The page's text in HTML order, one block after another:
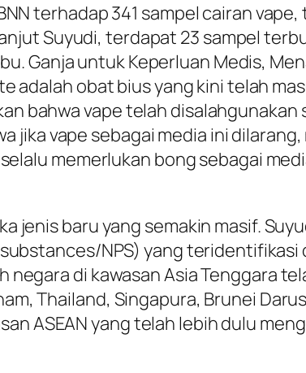
terhadap 341 sampel cairan
Suyudi, terdapat 23 sampel
Ganja untuk Keperluan Medis,
adalah obat bius yang kini telah
bahwa vape telah disalahgunakan
jika vape sebagai media ini
memerlukan bong sebagai
jenis baru yang semakin masif.
NPS) yang teridentifikasi
di kawasan Asia Tenggara
Thailand, Singapura, Brunei
ASEAN yang telah lebih dulu